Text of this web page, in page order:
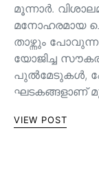
മൂന്നാർ.
മനോഹരമായ
താഴ്ന്നും
യോജിച്ച
പുൽമേടുകൾ,
ഘടകങ്ങളാണ്
VIEW POST